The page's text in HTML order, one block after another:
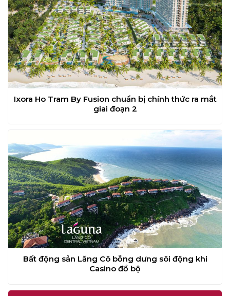
Ixora Ho Tram By Fusion chuẩn bị chính thức ra mắt
giai đoạn 2
Bất động sản Lăng Cô bỗng dưng sôi động khi
Casino đổ bộ